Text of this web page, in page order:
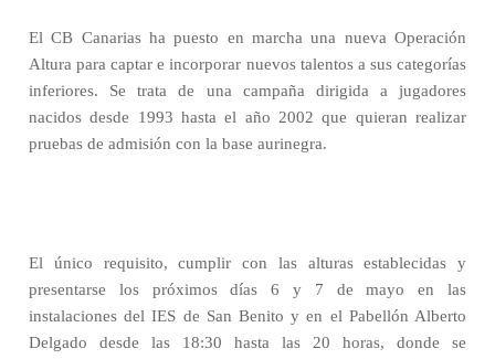
El CB Canarias ha puesto en marcha una nueva Operación
Altura para captar e incorporar nuevos talentos a sus categorías
inferiores. Se trata de una campaña dirigida a jugadores
nacidos desde 1993 hasta el año 2002 que quieran realizar
pruebas de admisión con la base aurinegra.
El único requisito, cumplir con las alturas establecidas y
presentarse los próximos días 6 y 7 de mayo en las
instalaciones del IES de San Benito y en el Pabellón Alberto
Delgado desde las 18:30 hasta las 20 horas, donde se